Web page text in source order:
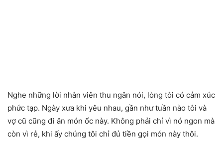
Nghe những lời nhân viên thu ngân nói, lòng tôi có cảm xúc
phức tạp. Ngày xưa khi yêu nhau, gần như tuần nào tôi và
vợ cũ cũng đi ăn món ốc này. Không phải chỉ vì nó ngon mà
còn vì rẻ, khi ấy chúng tôi chỉ đủ tiền gọi món này thôi.